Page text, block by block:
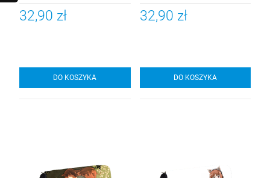
32,90 zł
DO KOSZYKA
32,90 zł
DO KOSZYKA